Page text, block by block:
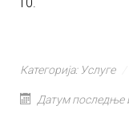
Категорија: Услуге
Датум последње